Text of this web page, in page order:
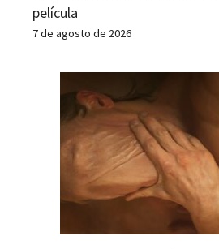
película
7 de agosto de 2026